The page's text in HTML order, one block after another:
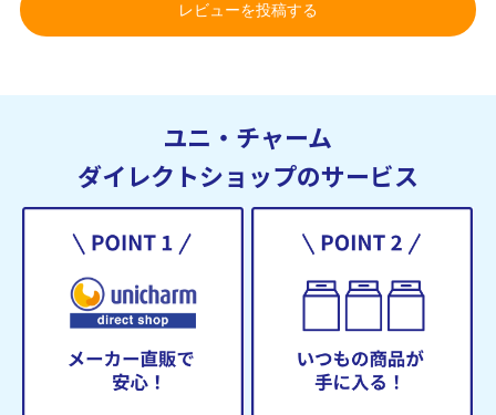
レビューを投稿する
ユニ・チャーム
ダイレクトショップのサービス